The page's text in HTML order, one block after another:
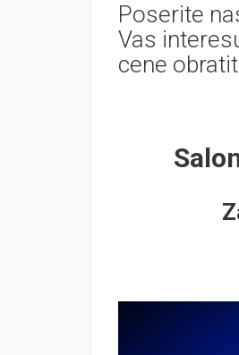
Poserite
Vas
cene